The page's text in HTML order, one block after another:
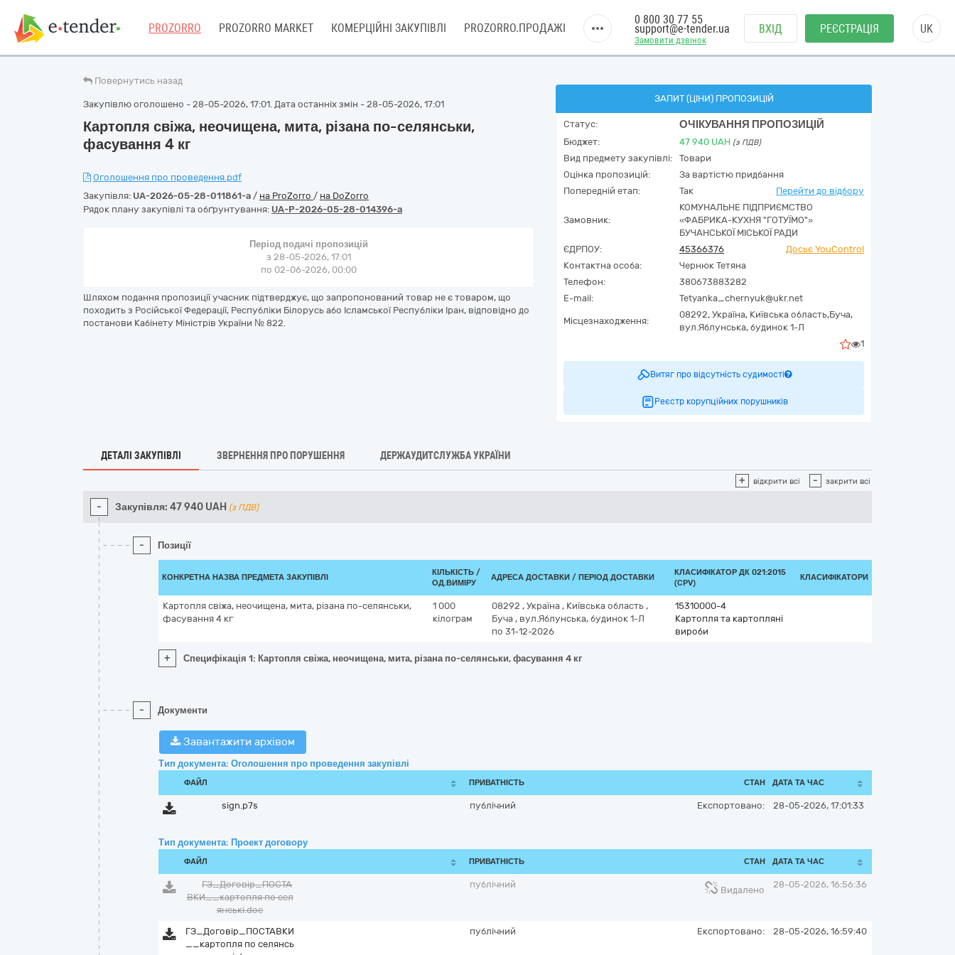
PROZORRO PROZORRO MARKET КОМЕРЦІЙНІ ЗАКУПІВЛІ PROZORRO.ПРОДАЖІ
Замовити дзвінок
0 800 30 77 55
support@e-tender.ua ВХІД РЕЄСТРАЦІЯ UK
Повернутись назад
Закупівлю оголошено - 28-05-2026, 17:01. Дата останніх змін - 28-05-2026, 17:01
Картопля свіжа, неочищена, мита, різана по-селянськи,
фасування 4 кг
Оголошення про проведення.pdf
Закупівля: UA-2026-05-28-011861-a / на ProZorro / на DoZorro
Рядок плану закупівлі та обґрунтування: UA-P-2026-05-28-014396-a
Період подачі пропозицій
з 28-05-2026, 17:01
по 02-06-2026, 00:00
Шляхом подання пропозиції учасник підтверджує, що запропонований товар не є товаром, що
походить з Російської Федерації, Республіки Білорусь або Ісламської Республіки Іран, відповідно до
постанови Кабінету Міністрів України № 822.
ЗАПИТ (ЦІНИ) ПРОПОЗИЦІЙ
Статус: ОЧІКУВАННЯ ПРОПОЗИЦІЙ
Бюджет: 47 940 UAH (з ПДВ)
Вид предмету закупівлі:
Товари
Оцінка пропозицій:
За вартістю придбання
Попередній етап:
Так Перейти до відбору
Замовник:
КОМУНАЛЬНЕ ПІДПРИЄМСТВО
«ФАБРИКА-КУХНЯ "ГОТУЇМО"»
БУЧАНСЬКОЇ МІСЬКОЇ РАДИ
ЄДРПОУ:
45366376
Досьє YouControl
Контактна особа:
Чернюк Тетяна
Телефон:
380673883282
E-mail:
Tetyanka_chernyuk@ukr.net
Місцезнаходження:
08292, Україна, Київська область,Буча,
вул.Яблунська, будинок 1-Л
1
Витяг про відсутність судимості
Реєстр корупційних порушників
ДЕТАЛІ ЗАКУПІВЛІ ЗВЕРНЕННЯ ПРО ПОРУШЕННЯ ДЕРЖАУДИТСЛУЖБА УКРАЇНИ
+ відкрити всі - закрити всі
- Закупівля: 47 940 UAH (з ПДВ)
- Позиції
КОНКРЕТНА НАЗВА ПРЕДМЕТА ЗАКУПІВЛІ
КІЛЬКІСТЬ /
ОД.ВИМІРУ
АДРЕСА ДОСТАВКИ / ПЕРІОД ДОСТАВКИ
КЛАСИФІКАТОР ДК 021:2015
(CPV)
КЛАСИФІКАТОРИ
Картопля свіжа, неочищена, мита, різана по-селянськи,
фасування 4 кг
1 000
кілограм
08292 , Україна , Київська область ,
Буча , вул.Яблунська, будинок 1-Л
по 31-12-2026
15310000-4
Картопля та картопляні
вироби
+ Специфікація 1: Картопля свіжа, неочищена, мита, різана по-селянськи, фасування 4 кг
- Документи
Завантажити архівом
Тип документа: Оголошення про проведення закупівлі
ФАЙЛ ПРИВАТНІСТЬ СТАН ДАТА ТА ЧАС
sign.p7s публічний Експортовано: 28-05-2026, 17:01:33
Тип документа: Проект договору
ФАЙЛ ПРИВАТНІСТЬ СТАН ДАТА ТА ЧАС
ГЗ_Договір_ПОСТА
ВКИ__картопля по сел
янські.doc
публічний
Видалено
28-05-2026, 16:56:36
ГЗ_Договір_ПОСТАВКИ
__картопля по селянсь
публічний Експортовано: 28-05-2026, 16:59:40